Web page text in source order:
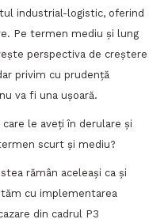
industrial-logistic, oferind
Pe termen mediu și lung
perspectiva de creștere
privim cu prudență
va fi una ușoară.
le aveți în derulare și
scurt și mediu?
rămân aceleași ca și
cu implementarea
din cadrul P3